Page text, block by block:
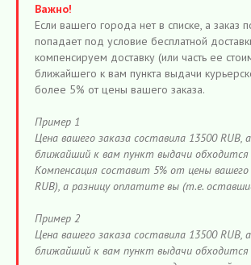
Важно!
Если вашего города нет в списке, а заказ
попадает под условие бесплатной
компенсируем доставку (или часть ее
ближайшего к вам пункта выдачи
более 5% от цены вашего заказа.
Пример 1
Цена вашего заказа составила 13500 RUB,
ближайший к вам пункт выдачи обходится
Компенсация составит 5% от цены вашего
RUB), а разницу оплатите вы (т.е.
Пример 2
Цена вашего заказа составила 13500 RUB,
ближайший к вам пункт выдачи